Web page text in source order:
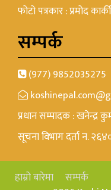
फोटो पत्रकार : प्रमोद कार्की
सम्पर्क
(977) 9852035275
प्रधान सम्पादक : खनेन्द्र
सूचना विभाग दर्ता न.
हाम्रो बारेमा
सम्पर्क